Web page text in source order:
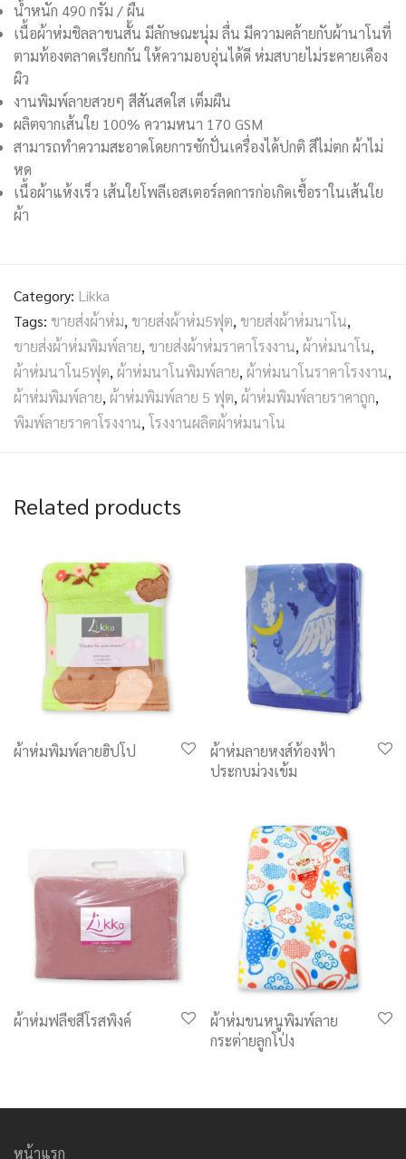
น้ำหนัก 490 กรัม / ผืน
เนื้อผ้าห่มชิลลาขนสั้น มีลักษณะนุ่ม ลื่น มีความคล้ายกับผ้านาโนที่
ตามท้องตลาดเรียกกัน ให้ความอบอุ่นได้ดี ห่มสบายไม่ระคายเคือง
ผิว
งานพิมพ์ลายสวยๆ สีสันสดใส เต็มผืน
ผลิตจากเส้นใย 100% ความหนา 170 GSM
สามารถทำความสะอาดโดยการซักปั่นเครื่องได้ปกติ สีไม่ตก ผ้าไม่
หด
เนื้อผ้าแห้งเร็ว เส้นใยโพลีเอสเตอร์ลดการก่อเกิดเชื้อราในเส้นใย
ผ้า
Category: Likka
Tags: ขายส่งผ้าห่ม, ขายส่งผ้าห่ม5ฟุต, ขายส่งผ้าห่มนาโน,
ขายส่งผ้าห่มพิมพ์ลาย, ขายส่งผ้าห่มราคาโรงงาน, ผ้าห่มนาโน,
ผ้าห่มนาโน5ฟุต, ผ้าห่มนาโนพิมพ์ลาย, ผ้าห่มนาโนราคาโรงงาน,
ผ้าห่มพิมพ์ลาย, ผ้าห่มพิมพ์ลาย 5 ฟุต, ผ้าห่มพิมพ์ลายราคาถูก,
พิมพ์ลายราคาโรงงาน, โรงงานผลิตผ้าห่มนาโน
Related products
ผ้าห่มพิมพ์ลายฮิปโป
ผ้าห่มลายหงส์ท้องฟ้า
ประกบม่วงเข้ม
ผ้าห่มฟลีซสีโรสพิงค์
ผ้าห่มขนหนูพิมพ์ลาย
กระต่ายลูกโป่ง
หน้าแรก